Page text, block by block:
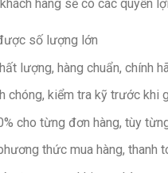
hàng sẽ có các quyền
số lượng lớn
lượng, hàng chuẩn, chính
chóng, kiểm tra kỹ trước khi
cho từng đơn hàng, tùy
thức mua hàng, thanh